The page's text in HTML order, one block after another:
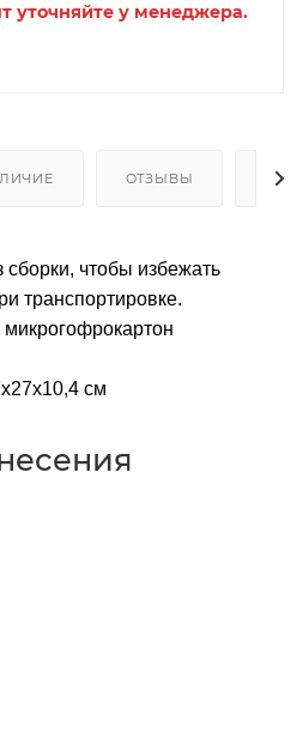
уточняйте у менеджера.
ОТЗЫВЫ
сборки, чтобы избежать
транспортировке.
см